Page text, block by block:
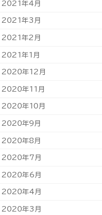
2021年4月
2021年3月
2021年2月
2021年1月
2020年12月
2020年11月
2020年10月
2020年9月
2020年8月
2020年7月
2020年6月
2020年4月
2020年3月